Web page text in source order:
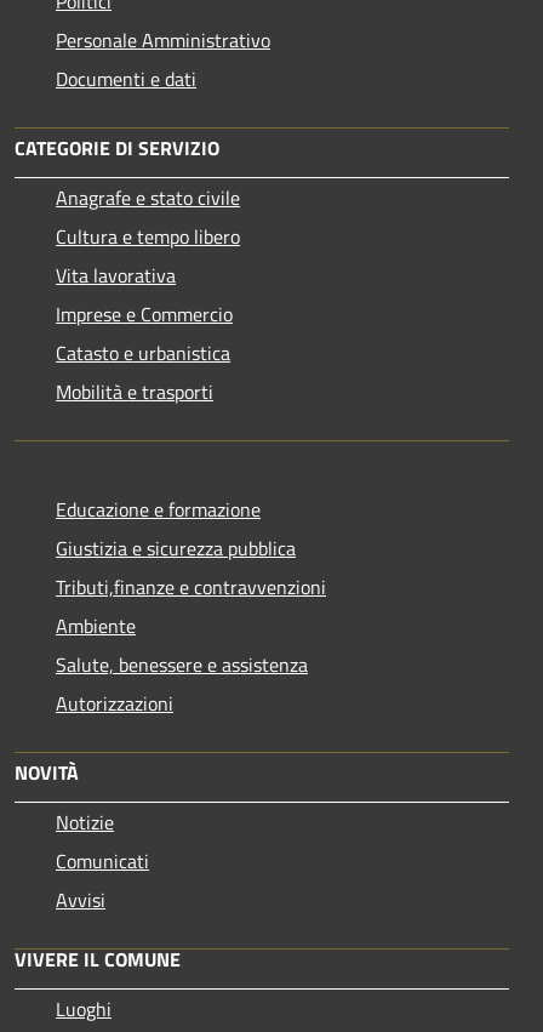
Personale Amministrativo
Documenti e dati
CATEGORIE DI SERVIZIO
Anagrafe e stato civile
Cultura e tempo libero
Vita lavorativa
Imprese e Commercio
Catasto e urbanistica
Mobilità e trasporti
Educazione e formazione
Giustizia e sicurezza pubblica
Tributi,finanze e contravvenzioni
Ambiente
Salute, benessere e assistenza
Autorizzazioni
NOVITÀ
Notizie
Comunicati
Avvisi
VIVERE IL COMUNE
Luoghi